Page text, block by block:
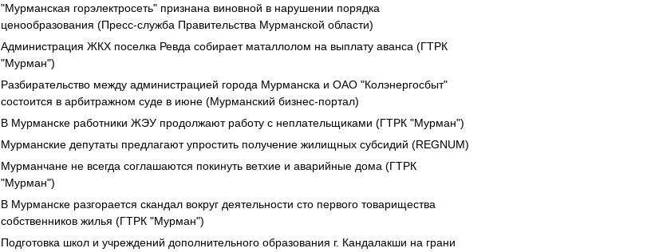
"Мурманская горэлектросеть" признана виновной в нарушении порядка
ценообразования (Пресс-служба Правительства Мурманской области)
Администрация ЖКХ поселка Ревда собирает маталлолом на выплату аванса (ГТРК
"Мурман")
Разбирательство между администрацией города Мурманска и ОАО "Колэнергосбыт"
состоится в арбитражном суде в июне (Мурманский бизнес-портал)
В Мурманске работники ЖЭУ продолжают работу с неплательщиками (ГТРК "Мурман")
Мурманские депутаты предлагают упростить получение жилищных субсидий (REGNUM)
Мурманчане не всегда соглашаются покинуть ветхие и аварийные дома (ГТРК
"Мурман")
В Мурманске разгорается скандал вокруг деятельности сто первого товарищества
собственников жилья (ГТРК "Мурман")
Подготовка школ и учреждений дополнительного образования г. Кандалакши на грани